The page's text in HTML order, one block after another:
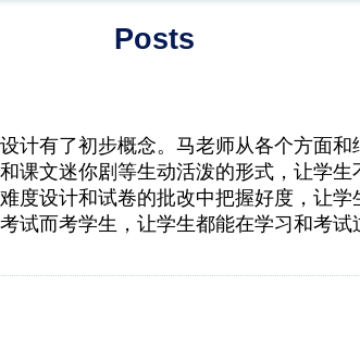
Posts
计有了初步概念。马老师从各个方面
课文迷你剧等生动活泼的形式，让学
度设计和试卷的批改中把握好度，让
试而考学生， 让学生都能在学习和考